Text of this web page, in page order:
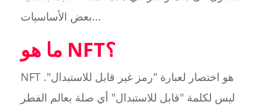
بعض الأساسيات...
ما هو NFT؟
NFT هو اختصار لعبارة "رمز غير قابل للاستبدال".
ليس لكلمة "قابل للاستبدال" أي صلة بعالم الفطر